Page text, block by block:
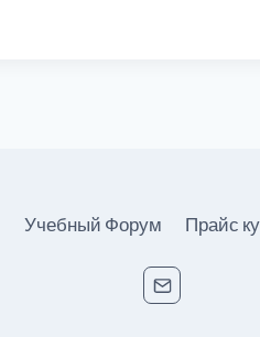
Учебный Форум Прайс